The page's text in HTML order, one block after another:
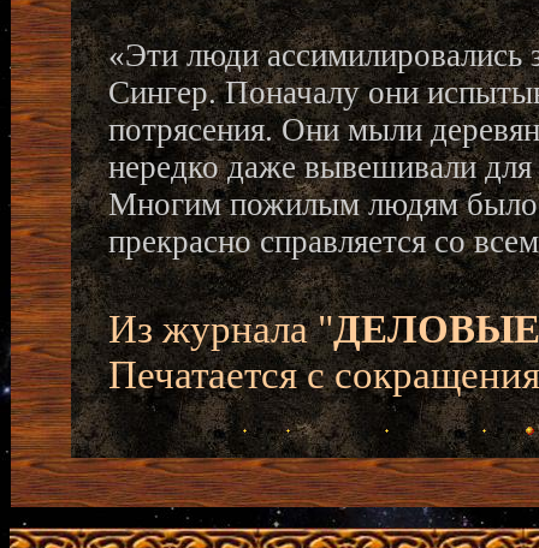
«Эти люди ассимилировались
Сингер. Поначалу они
потрясения. Они мыли
нередко даже вывешивали
Многим пожилым людям было
прекрасно справляется со
Из журнала "
Печатается с